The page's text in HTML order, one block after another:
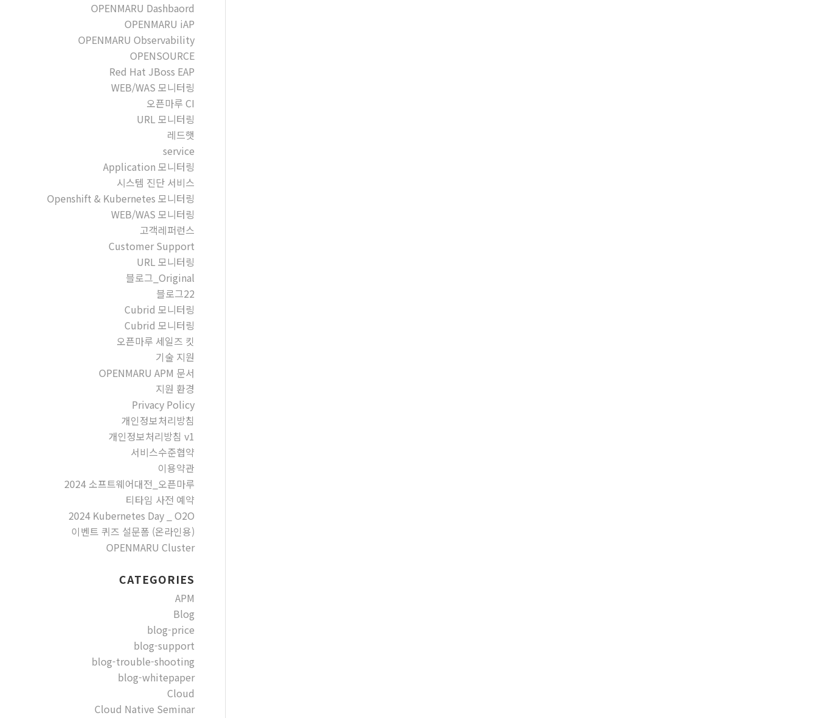
OPENMARU Dashbaord
OPENMARU iAP
OPENMARU Observability
OPENSOURCE
Red Hat JBoss EAP
WEB/WAS 모니터링
오픈마루 CI
URL 모니터링
레드햇
service
Application 모니터링
시스템 진단 서비스
Openshift & Kubernetes 모니터링
WEB/WAS 모니터링
고객레퍼런스
Customer Support
URL 모니터링
블로그_Original
블로그22
Cubrid 모니터링
Cubrid 모니터링
오픈마루 세일즈 킷
기술 지원
OPENMARU APM 문서
지원 환경
Privacy Policy
개인정보처리방침
개인정보처리방침 v1
서비스수준협약
이용약관
2024 소프트웨어대전_오픈마루
티타임 사전 예약
2024 Kubernetes Day _ O2O
이벤트 퀴즈 설문폼 (온라인용)
OPENMARU Cluster
CATEGORIES
APM
Blog
blog-price
blog-support
blog-trouble-shooting
blog-whitepaper
Cloud
Cloud Native Seminar